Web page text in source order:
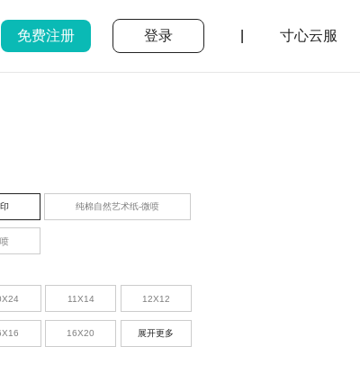
免费注册 登录 寸心云服
纯棉自然艺术纸-微喷
11X14 12X12
16X20 展开更多